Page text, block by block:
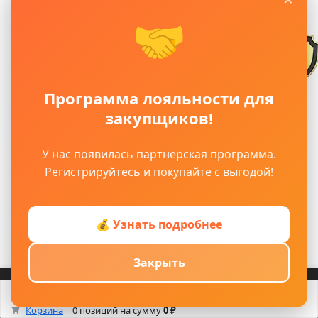
🤝
Программа лояльности для
закупщиков!
У нас появилась партнёрская программа.
Регистрируйтесь и покупайте с выгодой!
💰 Узнать подробнее
Закрыть
Корзина 0 позицийна сумму0 ₽
Каталог Смотрели Max/TG
Корзина
0